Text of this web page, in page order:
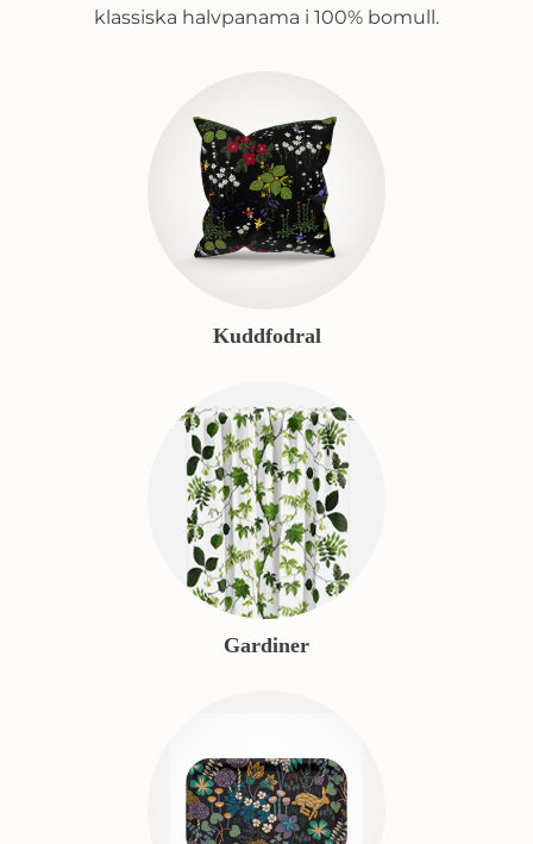
klassiska halvpanama i 100% bomull.
Kuddfodral
Gardiner